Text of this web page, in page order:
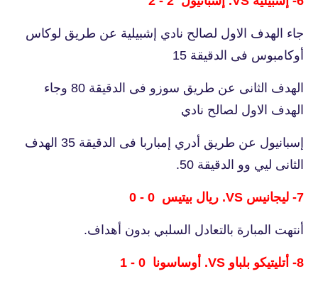
جاء الهدف الاول لصالح نادي إشبيلية عن طريق لوكاس
أوكامبوس فى الدقيقة 15
الهدف الثانى عن طريق سوزو فى الدقيقة 80 وجاء
الهدف الاول لصالح نادي
إسبانيول عن طريق أدري إمباربا فى الدقيقة 35 الهدف
الثانى ليي وو الدقيقة 50.
7- ليجانيس VS. ريال بيتيس 0 - 0
أنتهت المبارة بالتعادل السلبي بدون أهداف.
8- أتليتيكو بلباو VS. أوساسونا 0 - 1